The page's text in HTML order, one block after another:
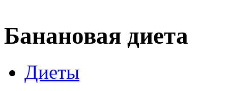
Банановая диета
Диеты